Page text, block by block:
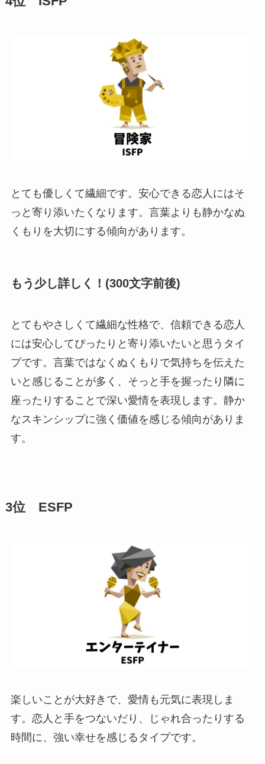
とても優しくて繊細です。安心できる恋人にはそ
っと寄り添いたくなります。言葉よりも静かなぬ
くもりを大切にする傾向があります。
もう少し詳しく！(300文字前後)
とてもやさしくて繊細な性格で、信頼できる恋人
には安心してぴったりと寄り添いたいと思うタイ
プです。言葉ではなくぬくもりで気持ちを伝えた
いと感じることが多く、そっと手を握ったり隣に
座ったりすることで深い愛情を表現します。静か
なスキンシップに強く価値を感じる傾向がありま
す。
3位 ESFP
楽しいことが大好きで、愛情も元気に表現しま
す。恋人と手をつないだり、じゃれ合ったりする
時間に、強い幸せを感じるタイプです。